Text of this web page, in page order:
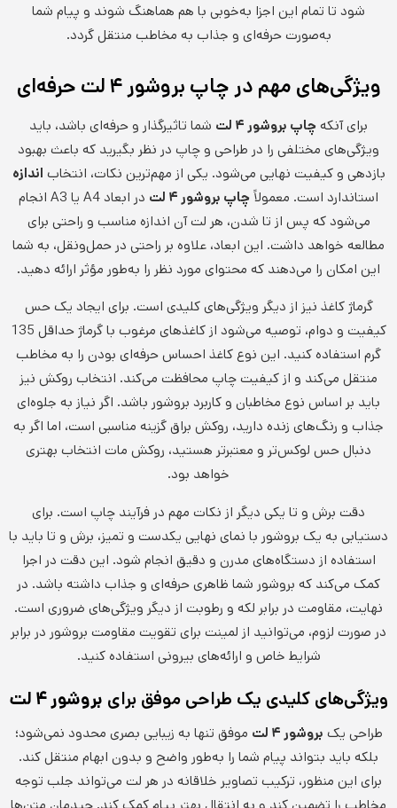
شود تا تمام این اجزا به‌خوبی با هم هماهنگ شوند و پیام شما
به‌صورت حرفه‌ای و جذاب به مخاطب منتقل گردد.
ویژگی‌های مهم در چاپ بروشور ۴ لت حرفه‌ای
برای آنکهچاپ بروشور ۴ لت
شما تاثیرگذار و حرفه‌ای باشد، باید
ویژگی‌های مختلفی را در طراحی و چاپ در نظر بگیرید که باعث بهبود
بازدهی و کیفیت نهایی می‌شود. یکی از مهم‌ترین نکات، انتخاب اندازه
استاندارد است. معمولاًچاپ بروشور ۴ لت
در ابعاد A4 یا A3 انجام
می‌شود که پس از تا شدن، هر لت آن اندازه مناسب و راحتی برای
مطالعه خواهد داشت. این ابعاد، علاوه بر راحتی در حمل‌ونقل، به شما
این امکان را می‌دهند که محتوای مورد نظر را به‌طور مؤثر ارائه دهید.
گرماژ کاغذ نیز از دیگر ویژگی‌های کلیدی است. برای ایجاد یک حس
کیفیت و دوام، توصیه می‌شود از کاغذهای مرغوب با گرماژ حداقل 135
گرم استفاده کنید. این نوع کاغذ احساس حرفه‌ای بودن را به مخاطب
منتقل می‌کند و از کیفیت چاپ محافظت می‌کند. انتخاب روکش نیز
باید بر اساس نوع مخاطبان و کاربرد بروشور باشد. اگر نیاز به جلوه‌ای
جذاب و رنگ‌های زنده دارید، روکش براق گزینه مناسبی است، اما اگر به
دنبال حس لوکس‌تر و معتبرتر هستید، روکش مات انتخاب بهتری
خواهد بود.
دقت برش و تا یکی دیگر از نکات مهم در فرآیند چاپ است. برای
دستیابی به یک بروشور با نمای نهایی یکدست و تمیز، برش و تا باید با
استفاده از دستگاه‌های مدرن و دقیق انجام شود. این دقت در اجرا
کمک می‌کند که بروشور شما ظاهری حرفه‌ای و جذاب داشته باشد. در
نهایت، مقاومت در برابر لکه و رطوبت از دیگر ویژگی‌های ضروری است.
در صورت لزوم، می‌توانید از لمینت برای تقویت مقاومت بروشور در برابر
شرایط خاص و ارائه‌های بیرونی استفاده کنید.
ویژگی‌های کلیدی یک طراحی موفق برای بروشور ۴ لت
طراحی یک بروشور ۴ لت
موفق تنها به زیبایی بصری محدود نمی‌شود؛
بلکه باید بتواند پیام شما را به‌طور واضح و بدون ابهام منتقل کند.
برای این منظور، ترکیب تصاویر خلاقانه در هر لت می‌تواند جلب توجه